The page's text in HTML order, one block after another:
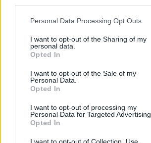
Personal Data Processing Opt Outs
I want to opt-out of the Sharing of my
personal data.
Opted In
I want to opt-out of the Sale of my
Personal Data.
Opted In
I want to opt-out of processing my
Personal Data for Targeted Advertising.
Opted In